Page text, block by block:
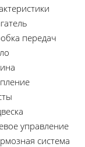
передач
управление
система